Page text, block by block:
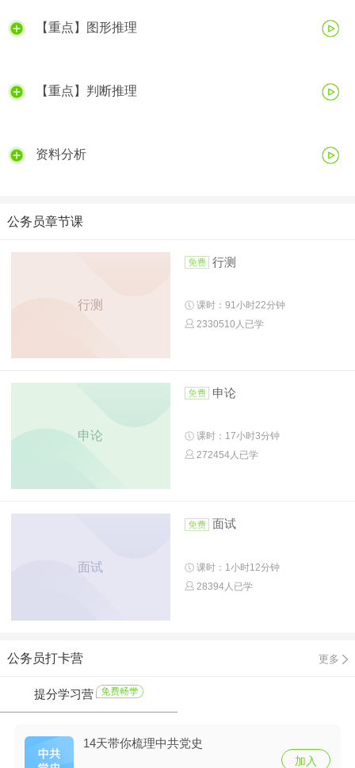
【重点】图形推理
【重点】判断推理
资料分析
公务员章节课
行测
行测
课时：91小时22分钟
2330510人已学
申论
申论
课时：17小时3分钟
272454人已学
面试
面试
课时：1小时12分钟
28394人已学
公务员打卡营 更多
提分学习营
14天带你梳理中共党史
加入